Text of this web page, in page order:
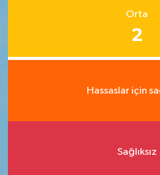
Orta
2
Hassaslar için
Sağlıksız